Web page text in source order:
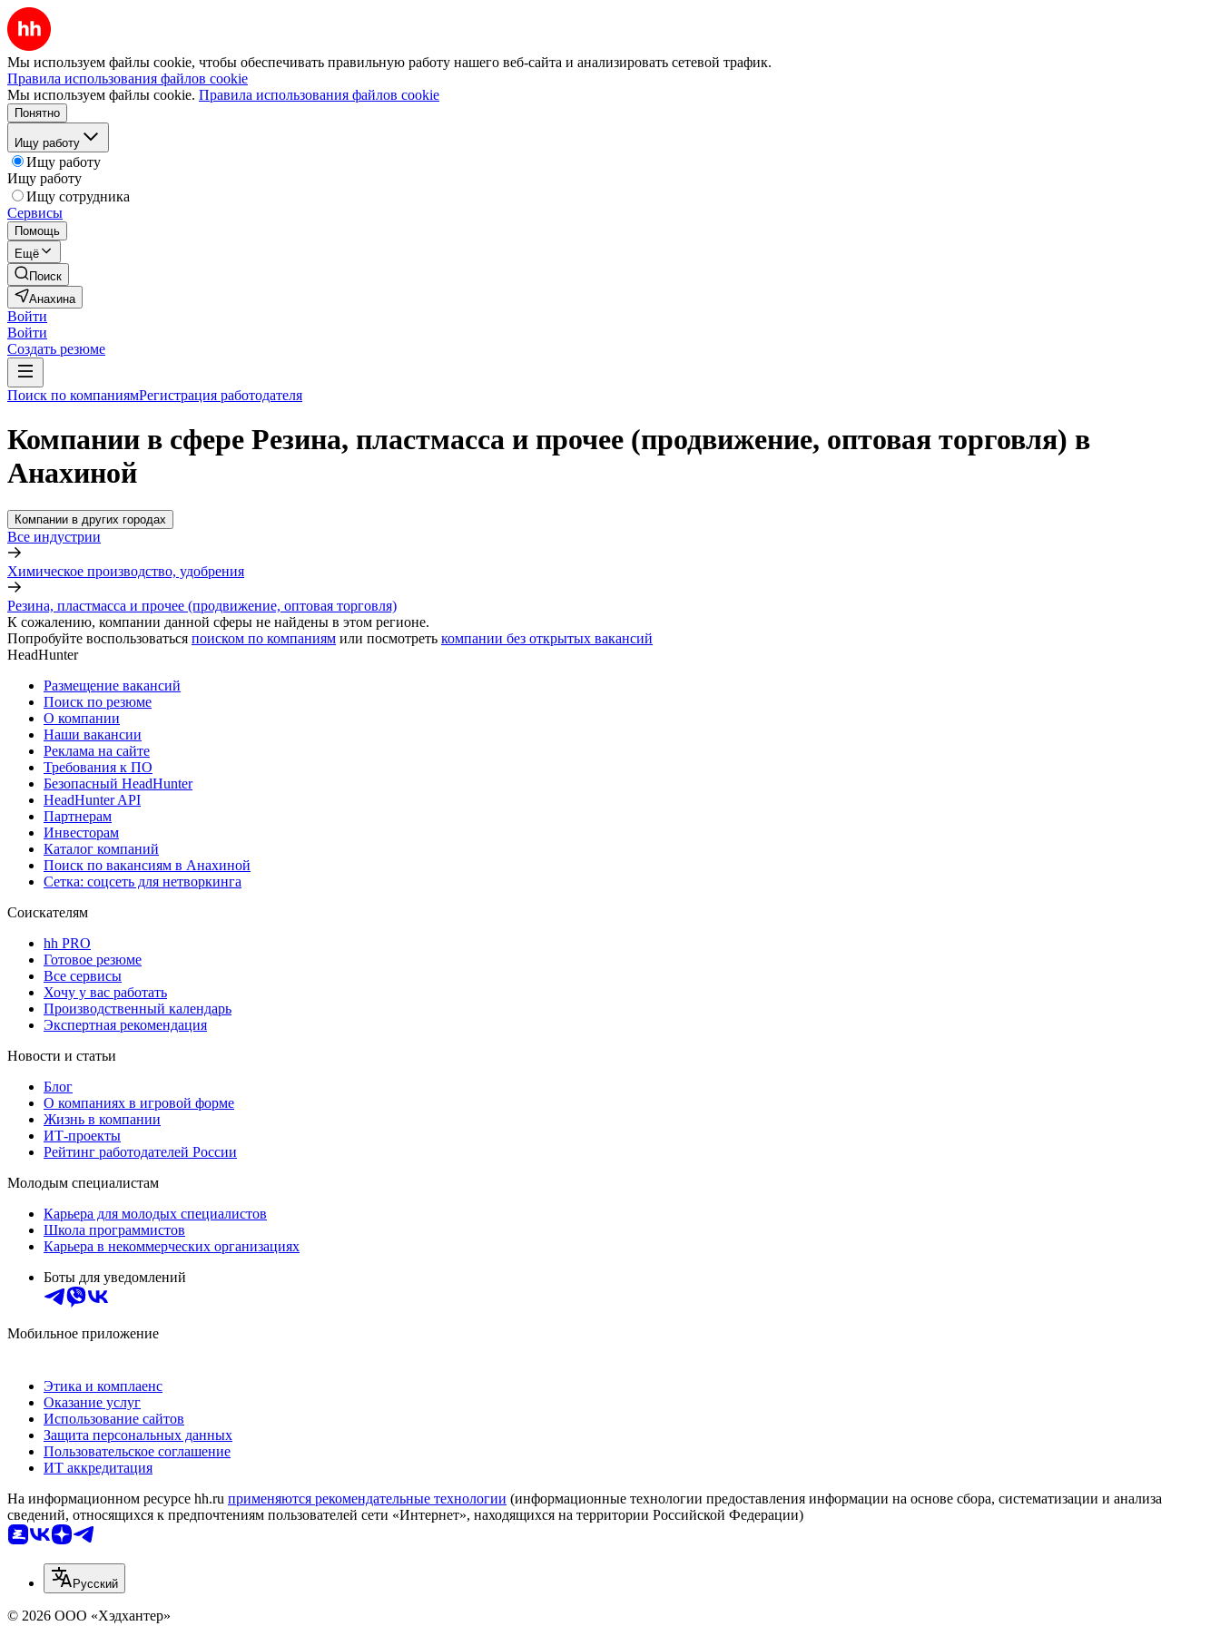
Мы используем файлы cookie, чтобы обеспечивать правильную работу нашего веб-сайта и анализировать сетевой трафик.
Правила использования файлов cookie
Мы используем файлы cookie. Правила использования файлов cookie
Понятно
Ищу работу
Ищу работу
Ищу работу
Ищу сотрудника
Сервисы
Помощь
Ещё
Поиск
Анахина
Войти
Войти
Создать резюме
Поиск по компаниямРегистрация работодателя
Компании в сфере Резина, пластмасса и прочее (продвижение, оптовая торговля) в
Анахиной
Компании в других городах
Все индустрии
Химическое производство, удобрения
Резина, пластмасса и прочее (продвижение, оптовая торговля)
К сожалению, компании данной сферы не найдены в этом регионе.
Попробуйте воспользоваться поиском по компаниям или посмотреть компании без открытых вакансий
HeadHunter
Размещение вакансий
Поиск по резюме
О компании
Наши вакансии
Реклама на сайте
Требования к ПО
Безопасный HeadHunter
HeadHunter API
Партнерам
Инвесторам
Каталог компаний
Поиск по вакансиям в Анахиной
Сетка: соцсеть для нетворкинга
Соискателям
hh PRO
Готовое резюме
Все сервисы
Хочу у вас работать
Производственный календарь
Экспертная рекомендация
Новости и статьи
Блог
О компаниях в игровой форме
Жизнь в компании
ИТ-проекты
Рейтинг работодателей России
Молодым специалистам
Карьера для молодых специалистов
Школа программистов
Карьера в некоммерческих организациях
Боты для уведомлений
Мобильное приложение
Этика и комплаенс
Оказание услуг
Использование сайтов
Защита персональных данных
Пользовательское соглашение
ИТ аккредитация
На информационном ресурсе hh.ru применяются рекомендательные технологии (информационные технологии предоставления информации на основе сбора, систематизации и анализа
сведений, относящихся к предпочтениям пользователей сети «Интернет», находящихся на территории Российской Федерации)
Русский
© 2026 ООО «Хэдхантер»